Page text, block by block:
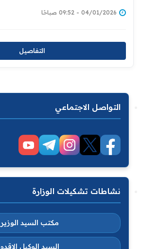
04/01/2026 - 09:52 صباحًا
التفاصيل
التواصل الاجتماعي
نشاطات تشكيلات الوزارة
مكتب السيد الوزير
السيد الوكيل الاقدم